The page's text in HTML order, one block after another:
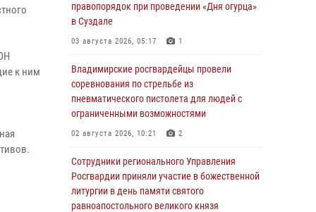
к ним
правопорядок при проведении «Дня огурца»
в Суздале
03 августа 2026, 05:17 1
Владимирские росгвардейцы провели
соревнования по стрельбе из
пневматического пистолета для людей с
ограниченными возможностями
02 августа 2026, 10:21 2
Сотрудники регионального Управления
Росгвардии приняли участие в божественной
литургии в день памяти святого
равноапостольного великого князя